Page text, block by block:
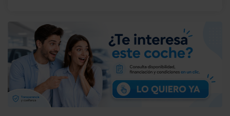
Asiento delante izquierda regulable en altura
Asiento trasero abatible
Reposacabezas delante
Reposacabezas delante y detrás regulable